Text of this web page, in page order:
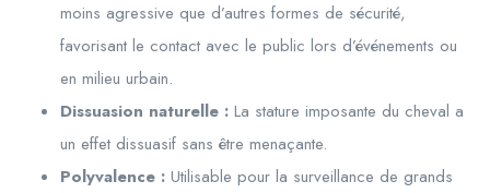
moins agressive que d’autres formes de sécurité,
favorisant le contact avec le public lors d’événements ou
en milieu urbain.
Dissuasion naturelle : La stature imposante du cheval a
un effet dissuasif sans être menaçante.
Polyvalence : Utilisable pour la surveillance de grands